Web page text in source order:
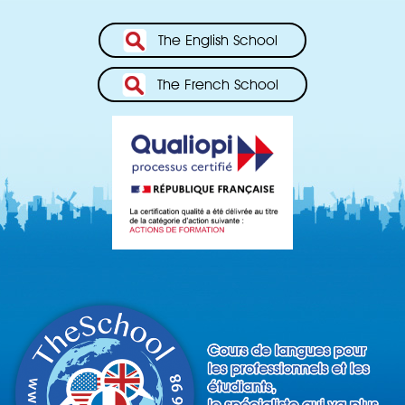
The English School
The French School